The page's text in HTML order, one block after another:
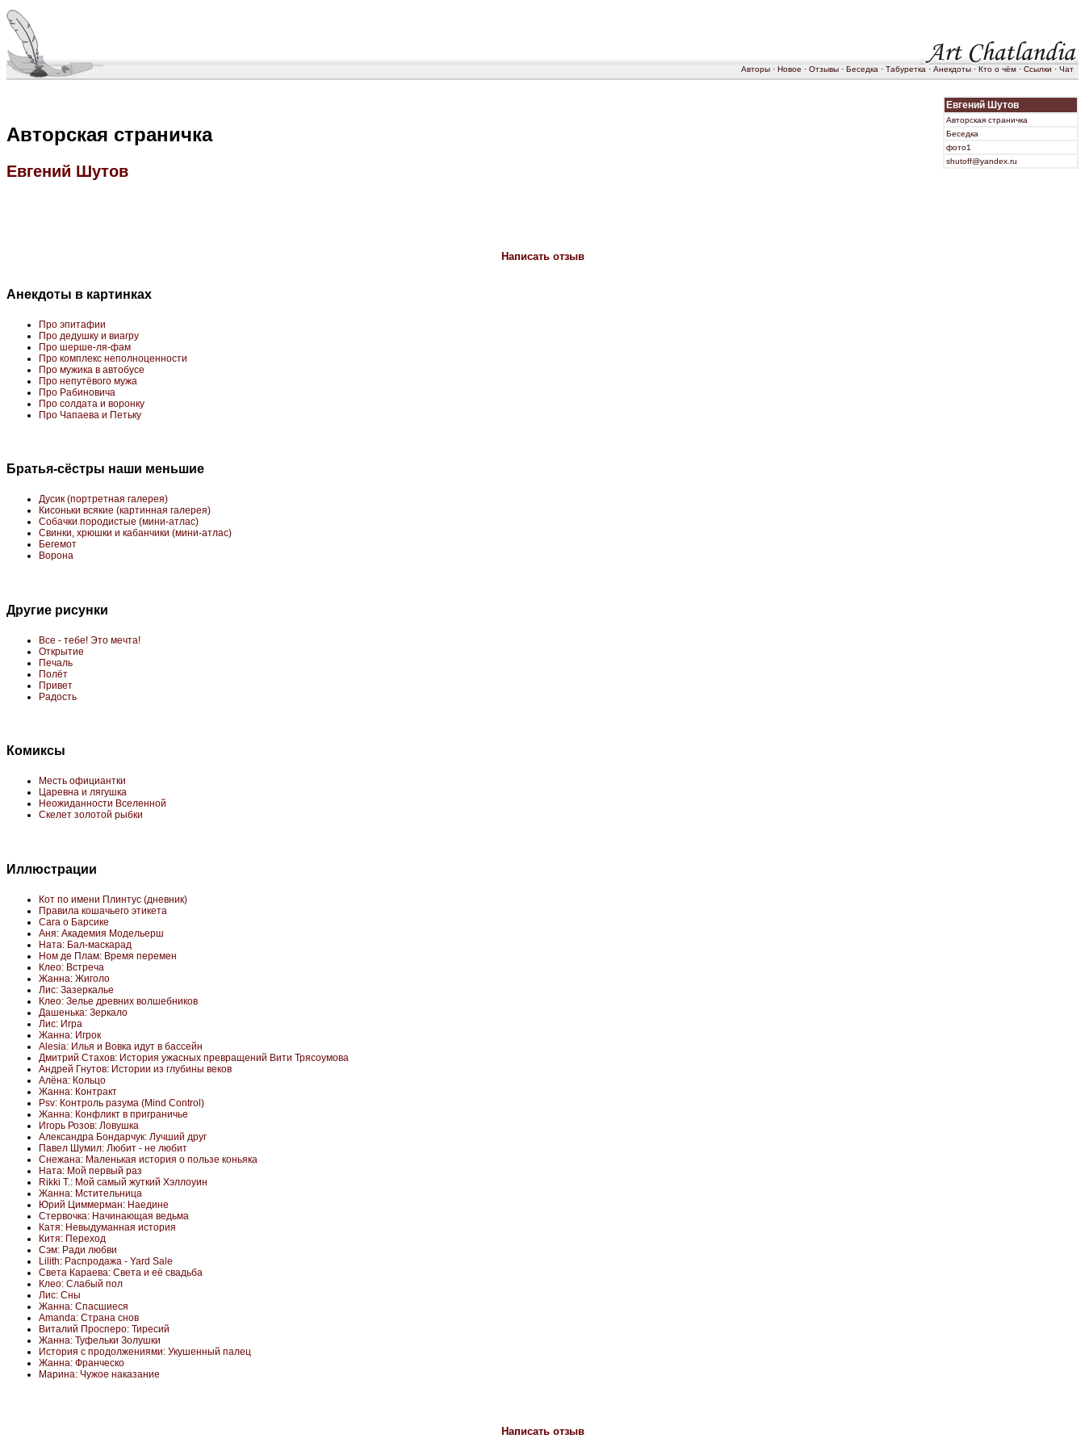
Авторы · Новое · Отзывы · Беседка · Табуретка · Анекдоты · Кто о чём · Ссылки · Чат
Авторская страничка
Евгений Шутов
Евгений Шутов
Авторская страничка
Беседка
фото1
shutoff@yandex.ru
Написать отзыв
Анекдоты в картинках
Про эпитафии
Про дедушку и виагру
Про шерше-ля-фам
Про комплекс неполноценности
Про мужика в автобусе
Про непутёвого мужа
Про Рабиновича
Про солдата и воронку
Про Чапаева и Петьку
Братья-сёстры наши меньшие
Дусик (портретная галерея)
Кисоньки всякие (картинная галерея)
Собачки породистые (мини-атлас)
Свинки, хрюшки и кабанчики (мини-атлас)
Бегемот
Ворона
Другие рисунки
Все - тебе! Это мечта!
Открытие
Печаль
Полёт
Привет
Радость
Комиксы
Месть официантки
Царевна и лягушка
Неожиданности Вселенной
Скелет золотой рыбки
Иллюстрации
Кот по имени Плинтус (дневник)
Правила кошачьего этикета
Сага о Барсике
Аня: Академия Модельерш
Ната: Бал-маскарад
Ном де Плам: Время перемен
Клео: Встреча
Жанна: Жиголо
Лис: Зазеркалье
Клео: Зелье древних волшебников
Дашенька: Зеркало
Лис: Игра
Жанна: Игрок
Alesia: Илья и Вовка идут в бассейн
Дмитрий Стахов: История ужасных превращений Вити Трясоумова
Андрей Гнутов: Истории из глубины веков
Алёна: Кольцо
Жанна: Контракт
Psv: Контроль разума (Mind Control)
Жанна: Конфликт в приграничье
Игорь Розов: Ловушка
Александра Бондарчук: Лучший друг
Павел Шумил: Любит - не любит
Снежана: Маленькая история о пользе коньяка
Ната: Мой первый раз
Rikki T.: Мой самый жуткий Хэллоуин
Жанна: Мстительница
Юрий Циммерман: Наедине
Стервочка: Начинающая ведьма
Катя: Невыдуманная история
Китя: Переход
Сэм: Ради любви
Lilith: Распродажа - Yard Sale
Света Караева: Света и её свадьба
Клео: Слабый пол
Лис: Сны
Жанна: Спасшиеся
Amanda: Страна снов
Виталий Просперо: Тиресий
Жанна: Туфельки Золушки
История с продолжениями: Укушенный палец
Жанна: Франческо
Марина: Чужое наказание
Написать отзыв